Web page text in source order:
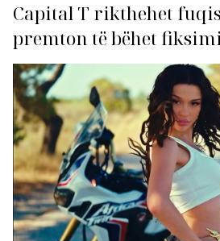
Capital T rikthehet
premton të bëhet